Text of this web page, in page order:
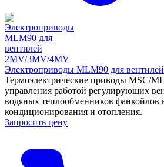
Электроприводы MLM90 для
Термоэлектрические приводы MSC/
управления работой регулирующих
водяных теплообменников фанкойлов
кондиционирования и отопления.
Запросить цену